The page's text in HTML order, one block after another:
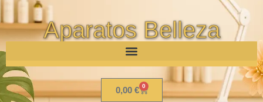
Aparatos Belleza
0,00 € 0